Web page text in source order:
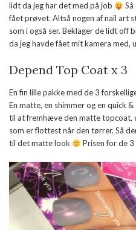
lidt da jeg har det med på job
fået prøvet. Altså nogen af nail art
som i også ser. Beklager de lidt off
da jeg havde fået mit kamera med,
Depend Top Coat x 3
En fin lille pakke med de 3
En matte, en shimmer og en quick
til at fremhæve den matte topcoat,
som er flottest når den tørrer. Så
til det matte look
Prisen for de